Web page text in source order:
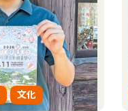
文化